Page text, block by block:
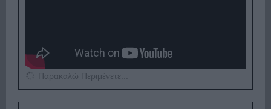
Παρακαλώ Περιμένετε...